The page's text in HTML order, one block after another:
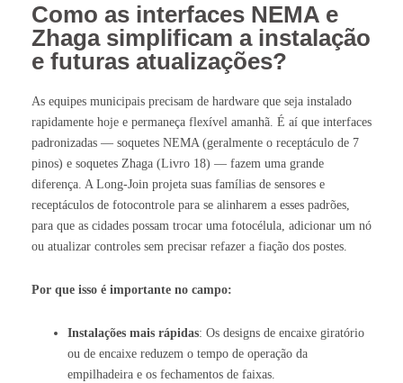
Como as interfaces NEMA e
Zhaga simplificam a instalação
e futuras atualizações?
As equipes municipais precisam de hardware que seja instalado
rapidamente hoje e permaneça flexível amanhã. É aí que interfaces
padronizadas — soquetes NEMA (geralmente o receptáculo de 7
pinos) e soquetes Zhaga (Livro 18) — fazem uma grande
diferença. A Long-Join projeta suas famílias de sensores e
receptáculos de fotocontrole para se alinharem a esses padrões,
para que as cidades possam trocar uma fotocélula, adicionar um nó
ou atualizar controles sem precisar refazer a fiação dos postes.
Por que isso é importante no campo:
Instalações mais rápidas: Os designs de encaixe giratório
ou de encaixe reduzem o tempo de operação da
empilhadeira e os fechamentos de faixas.